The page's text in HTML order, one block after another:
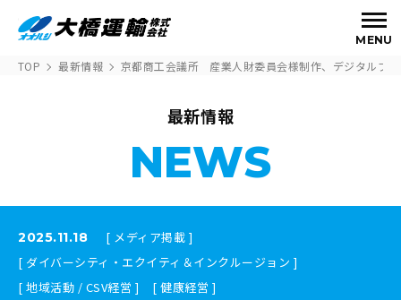
MENU
TOP 最新情報 京都商工会議所 産業人財委員会様制作、デジタルブ
最新情報
NEWS
2025.11.18
[ メディア掲載 ]
[ ダイバーシティ・エクイティ＆インクルージョン ]
[ 地域活動 / CSV経営 ]
[ 健康経営 ]